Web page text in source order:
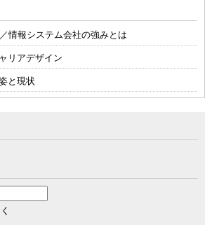
情報システム会社の強みとは
リアデザイン
と現状